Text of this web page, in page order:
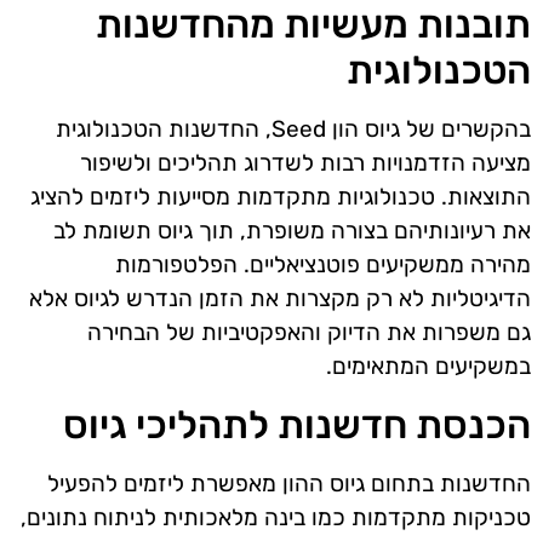
תובנות מעשיות מהחדשנות
הטכנולוגית
בהקשרים של גיוס הון Seed, החדשנות הטכנולוגית
מציעה הזדמנויות רבות לשדרוג תהליכים ולשיפור
התוצאות. טכנולוגיות מתקדמות מסייעות ליזמים להציג
את רעיונותיהם בצורה משופרת, תוך גיוס תשומת לב
מהירה ממשקיעים פוטנציאליים. הפלטפורמות
הדיגיטליות לא רק מקצרות את הזמן הנדרש לגיוס אלא
גם משפרות את הדיוק והאפקטיביות של הבחירה
במשקיעים המתאימים.
הכנסת חדשנות לתהליכי גיוס
החדשנות בתחום גיוס ההון מאפשרת ליזמים להפעיל
טכניקות מתקדמות כמו בינה מלאכותית לניתוח נתונים,